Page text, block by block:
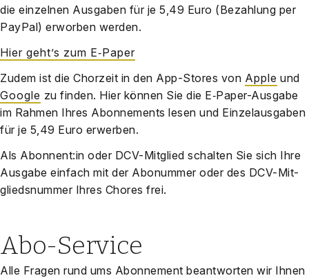
die ein­zel­nen Aus­ga­ben für je 5,49 Euro (Bezah­lung per
Pay­Pal) erwor­ben wer­den.
Hier geht’s zum E‑Paper
Zudem ist die Chor­zeit in den App-Stores von Apple und
Goog­le zu fin­den. Hier kön­nen Sie die E‑Pa­per-Aus­ga­be
im Rah­men Ihres Abon­ne­ments lesen und Ein­zel­aus­ga­ben
für je 5,49 Euro erwer­ben.
Als Abonnent:in oder DCV-Mit­glied schal­ten Sie sich Ihre
Aus­ga­be ein­fach mit der Abo­num­mer oder des DCV-Mit­
glieds­num­mer Ihres Cho­res frei.
Abo-Service
Alle Fra­gen rund ums Abon­ne­ment beant­wor­ten wir Ihnen